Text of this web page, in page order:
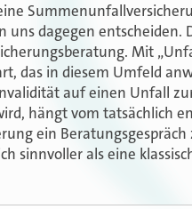
uns dagegen
Mit
das in diesem Umfeld
auf einen Unfall
hängt vom tatsächlich
ein
sinnvoller als eine